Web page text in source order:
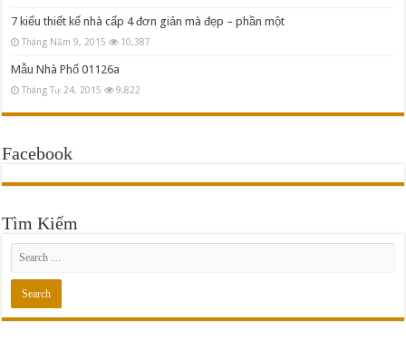
7 kiểu thiết kế nhà cấp 4 đơn giản mà đẹp – phần một
Tháng Năm 9, 2015 10,387
Mẫu Nhà Phố 01126a
Tháng Tư 24, 2015 9,822
Facebook
Tìm Kiếm